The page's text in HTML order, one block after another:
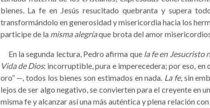
bienes. La fe en Jesús resucitado quebranta y supera
transformándolo en generosidad y misericordia hacia los
participe de la misma alegríaque brota del amor
En la segunda lectura, Pedro afirma que la fe en Jesucristo
Vida de Dios: incorruptible, pura e imperecedera; por eso,
oro” —, todos los bienes son estimados en nada. La fe, sin
lejos de ser algo negativo, se convierten para el creyente en
misma fe y alcanzar así una más auténtica y plena relación